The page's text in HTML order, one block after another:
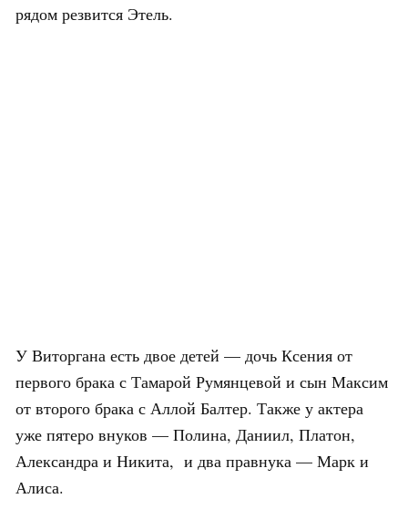
рядом резвится Этель.
У Виторгана есть двое детей — дочь Ксения от
первого брака с Тамарой Румянцевой и сын Максим
от второго брака с Аллой Балтер. Также у актера
уже пятеро внуков — Полина, Даниил, Платон,
Александра и Никита, и два правнука — Марк и
Алиса.